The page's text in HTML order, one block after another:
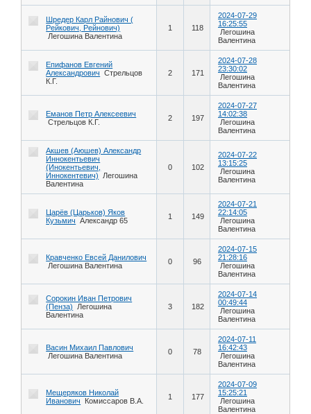
Шредер Карл Райнович (
Рейкович, Рейнович)
Легошина Валентина
1 118
2024-07-29
16:25:55
Легошина
Валентина
Епифанов Евгений
Александрович
Стрельцов
К.Г.
2 171
2024-07-28
23:30:02
Легошина
Валентина
Еманов Петр Алексеевич
Стрельцов К.Г.
2 197
2024-07-27
14:02:38
Легошина
Валентина
Акшев (Аюшев) Александр
Иннокентьевич
(Инокентьевич,
Иннокентевич)
Легошина
Валентина
0 102
2024-07-22
13:15:25
Легошина
Валентина
Царёв (Царьков) Яков
Кузьмич
Александр 65 1 149
2024-07-21
22:14:05
Легошина
Валентина
Кравченко Евсей Данилович
Легошина Валентина
0 96
2024-07-15
21:28:16
Легошина
Валентина
Сорокин Иван Петрович
(Пенза)
Легошина
Валентина
3 182
2024-07-14
00:49:44
Легошина
Валентина
Васин Михаил Павлович
Легошина Валентина
0 78
2024-07-11
16:42:43
Легошина
Валентина
Мещеряков Николай
Иванович
Комиссаров В.А. 1 177
2024-07-09
15:25:21
Легошина
Валентина